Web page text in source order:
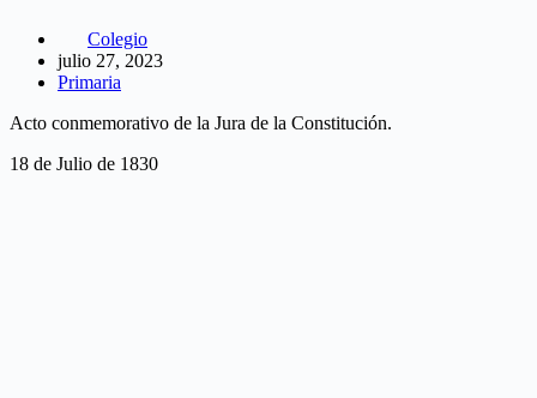
Colegio
julio 27, 2023
Primaria
Acto conmemorativo de la Jura de la Constitución.
18 de Julio de 1830